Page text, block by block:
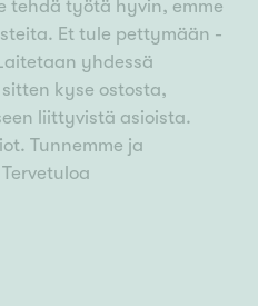
tehdä työtä hyvin, emme
Et tule pettymään -
yhdessä
kyse ostosta,
liittyvistä asioista.
Tunnemme ja